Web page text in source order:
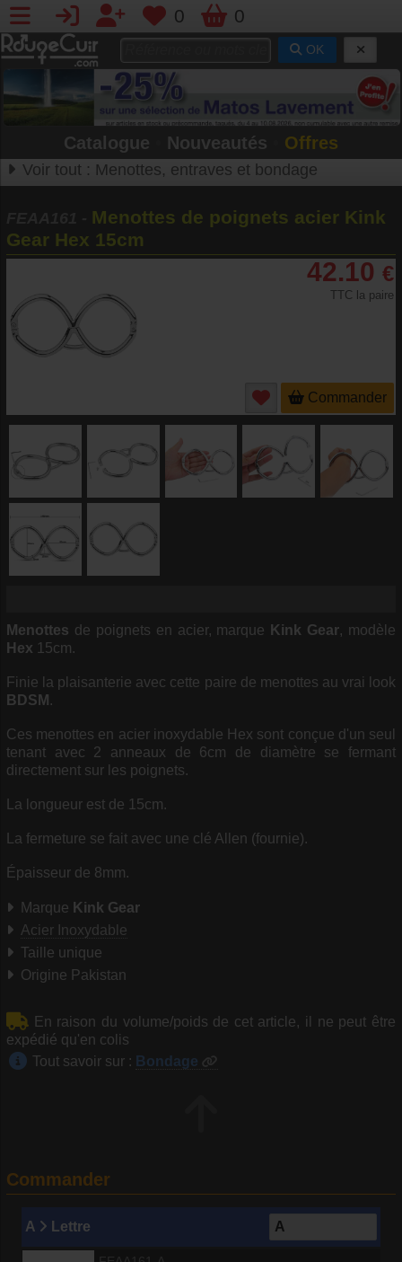
0 0
OK
Catalogue Nouveautés Offres
Voir tout : Menottes, entraves et bondage
Menottes de poignets acier Kink
Gear Hex 15cm
42.10 €
TTC la paire
Commander
Menottes de poignets en acier, marque Kink Gear, modèle
Hex 15cm.
Finie la plaisanterie avec cette paire de menottes au vrai look
BDSM .
Ces menottes en acier inoxydable Hex sont conçue d'un seul
tenant avec 2 anneaux de 6cm de diamètre se fermant
directement sur les poignets.
La longueur est de 15cm.
La fermeture se fait avec une clé Allen (fournie).
Épaisseur de 8mm.
Marque Kink Gear
Acier Inoxydable
Taille unique
Origine Pakistan
En raison du volume/poids de cet article, il ne peut être
expédié qu'en colis
Tout savoir sur : Bondage
Commander
A Lettre